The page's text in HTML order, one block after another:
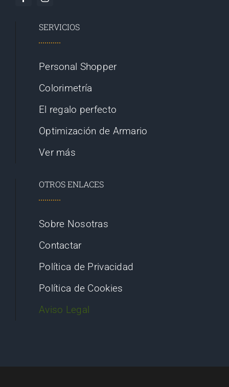
SERVICIOS
Personal Shopper
Colorimetría
El regalo perfecto
Optimización de Armario
Ver más
OTROS ENLACES
Sobre Nosotras
Contactar
Política de Privacidad
Política de Cookies
Aviso Legal